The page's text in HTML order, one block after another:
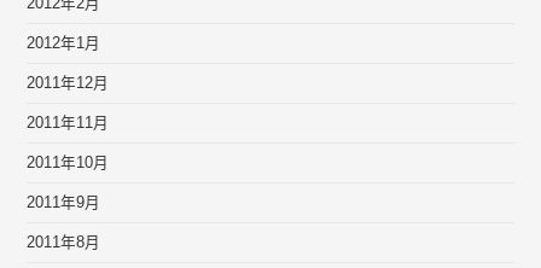
2012年2月
2012年1月
2011年12月
2011年11月
2011年10月
2011年9月
2011年8月